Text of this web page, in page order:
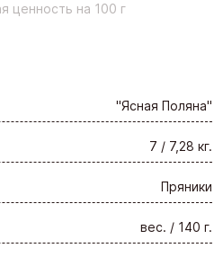
ценность на 100 г
"Ясная Поляна"
7 / 7,28 кг.
Пряники
вес. / 140 г.